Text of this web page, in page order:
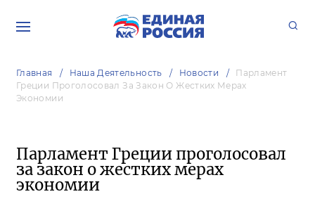
Главная Наша Деятельность Новости
Парламент
Греции Проголосовал За Закон О Жестких Мерах
Экономии
Парламент Греции проголосовал
за закон о жестких мерах
экономии